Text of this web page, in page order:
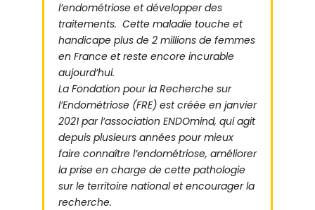
l’endométriose et développer des
traitements. Cette maladie touche et
handicape plus de 2 millions de femmes
en France et reste encore incurable
aujourd’hui.
La Fondation pour la Recherche sur
l’Endométriose (FRE) est créée en janvier
2021 par l’association ENDOmind, qui agit
depuis plusieurs années pour mieux
faire connaître l’endométriose, améliorer
la prise en charge de cette pathologie
sur le territoire national et encourager la
recherche.